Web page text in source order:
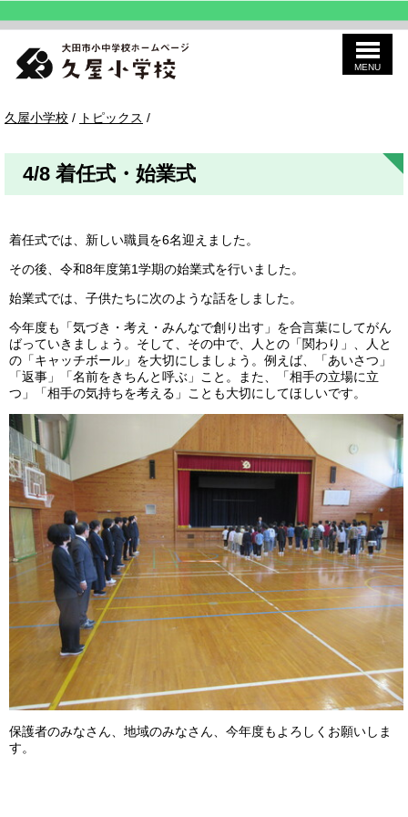
屋
MENU
現
の
置：
久屋小学校 / トピックス /
4/8 着任式・始業式
着任式では、新しい職員を6名迎えました。
その後、令和8年度第1学期の始業式を行いました。
始業式では、子供たちに次のような話をしました。
今年度も「気づき・考え・みんなで創り出す」を合言葉にしてがん
ばっていきましょう。そして、その中で、人との「関わり」、人と
の「キャッチボール」を大切にしましょう。例えば、「あいさつ」
「返事」「名前をきちんと呼ぶ」こと。また、「相手の立場に立
つ」「相手の気持ちを考える」ことも大切にしてほしいです。
保護者のみなさん、地域のみなさん、今年度もよろしくお願いしま
す。